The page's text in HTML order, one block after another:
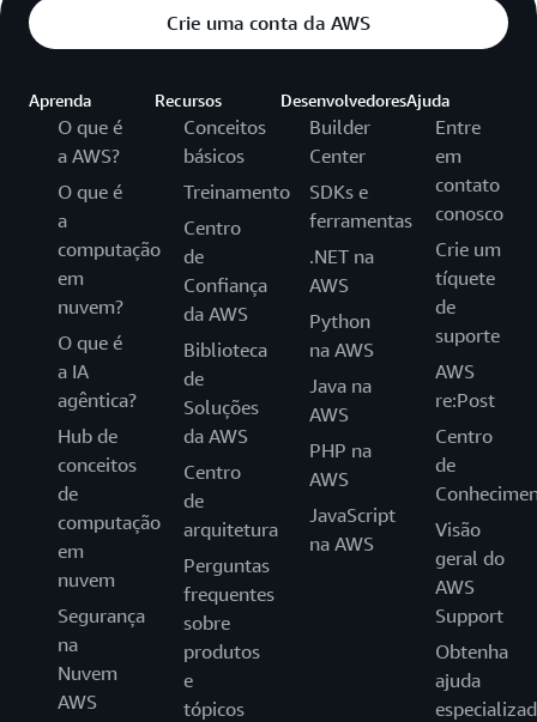
Crie uma conta da AWS
Aprenda
O que é
a AWS?
O que é
a
computação
em
nuvem?
O que é
a IA
agêntica?
Hub de
conceitos
de
computação
em
nuvem
Segurança
na
Nuvem
AWS
Recursos
Conceitos
básicos
Treinamento
Centro
de
Confiança
da AWS
Biblioteca
de
Soluções
da AWS
Centro
de
arquitetura
Perguntas
frequentes
sobre
produtos
e
tópicos
Desenvolvedores
Builder
Center
SDKs e
ferramentas
.NET na
AWS
Python
na AWS
Java na
AWS
PHP na
AWS
JavaScript
na AWS
Ajuda
Entre
em
contato
conosco
Crie um
tíquete
de
suporte
AWS
re:Post
Centro
de
Visão
geral do
AWS
Support
Obtenha
ajuda